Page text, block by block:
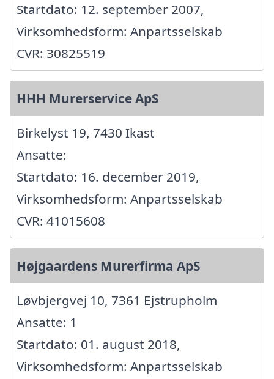
Startdato: 12. september 2007,
Virksomhedsform: Anpartsselskab
CVR: 30825519
HHH Murerservice ApS
Birkelyst 19, 7430 Ikast
Ansatte:
Startdato: 16. december 2019,
Virksomhedsform: Anpartsselskab
CVR: 41015608
Højgaardens Murerfirma ApS
Løvbjergvej 10, 7361 Ejstrupholm
Ansatte: 1
Startdato: 01. august 2018,
Virksomhedsform: Anpartsselskab